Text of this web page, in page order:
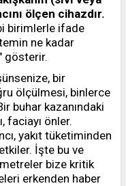
ölçen cihazdır.
birimlerle ifade
ne kadar
gösterir.
bir
ölçülmesi, binlerce
buhar kazanındaki
faciayı önler.
yakıt tüketiminden
İşte bu ve
bize kritik
erkenden haber